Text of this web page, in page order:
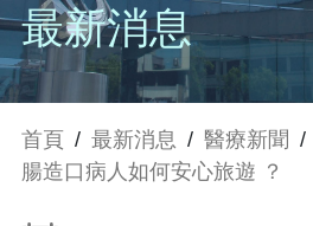
最新消息
首頁 / 最新消息 / 醫療新聞 /
腸造口病人如何安心旅遊 ？